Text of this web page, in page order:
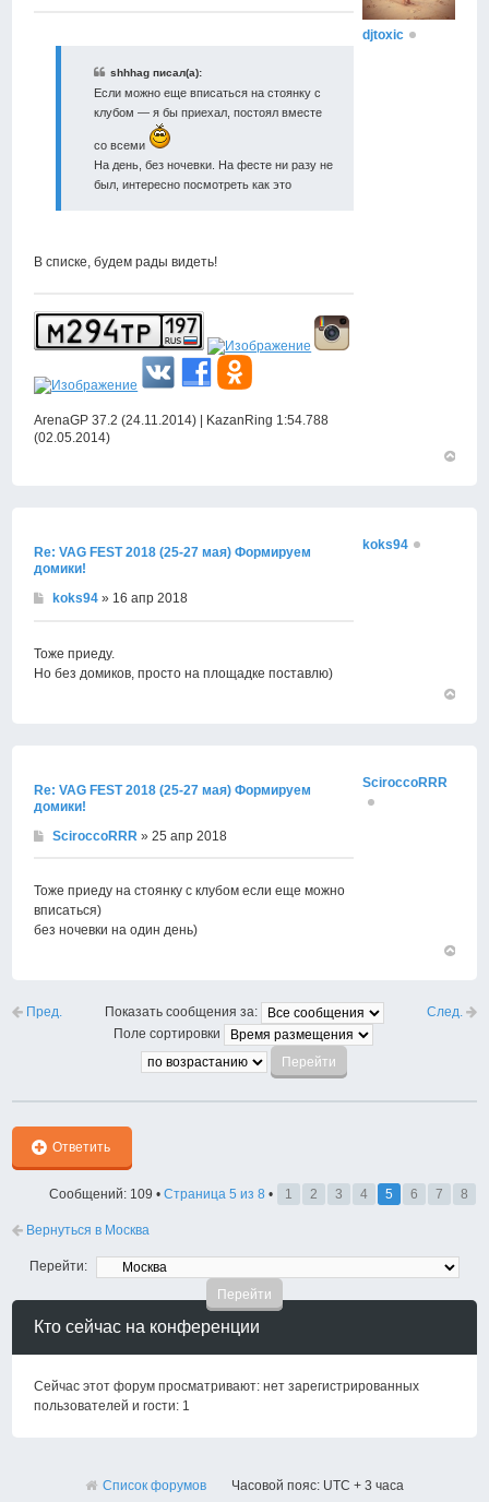
shhhag писал(а):
Если можно еще вписаться на стоянку с
клубом — я бы приехал, постоял вместе
со всеми
На день, без ночевки. На фесте ни разу не
был, интересно посмотреть как это
В списке, будем рады видеть!
ArenaGP 37.2 (24.11.2014) | KazanRing 1:54.788
(02.05.2014)
djtoxic
Re: VAG FEST 2018 (25-27 мая) Формируем
домики!
koks94 » 16 апр 2018
Тоже приеду.
Но без домиков, просто на площадке поставлю)
koks94
Re: VAG FEST 2018 (25-27 мая) Формируем
домики!
SciroccoRRR » 25 апр 2018
Тоже приеду на стоянку с клубом если еще можно
вписаться)
без ночевки на один день)
SciroccoRRR
началу
Пред. След.
Показать сообщения за:
Поле сортировки
Ответить
Сообщений: 109 • Страница 5 из 8 • 1 2 3 4 5 6 7 8
Вернуться в Москва
Перейти:
Кто сейчас на конференции
Сейчас этот форум просматривают: нет зарегистрированных
пользователей и гости: 1
Список форумов Часовой пояс: UTC + 3 часа